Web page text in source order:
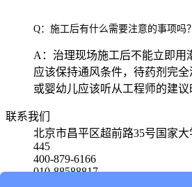
Q：施工后有什么需要注意的事项吗？
A：治理现场施工后不能立即用
应该保持通风条件，待药剂完
或婴幼儿应该听从工程师的建议
联系我们
北京市昌平区超前路35号国家
445
400-879-6166
010-88588817